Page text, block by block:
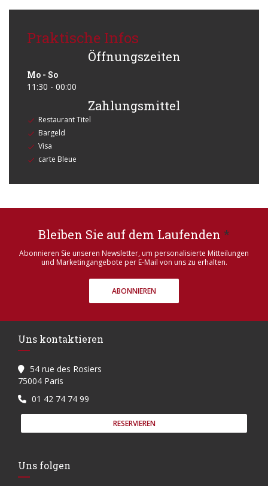
Praktische Infos
Öffnungszeiten
Mo - So
11:30 - 00:00
Zahlungsmittel
Restaurant Titel
Bargeld
Visa
carte Bleue
Bleiben Sie auf dem Laufenden *
Abonnieren Sie unseren Newsletter, um personalisierte Mitteilungen
und Marketingangebote per E-Mail von uns zu erhalten.
ABONNIEREN
Uns kontaktieren
54 rue des Rosiers
75004 Paris
01 42 74 74 99
RESERVIEREN
Uns folgen